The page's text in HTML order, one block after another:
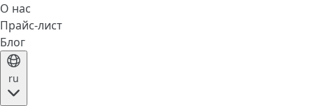
О нас
Прайс-лист
Блог
ru